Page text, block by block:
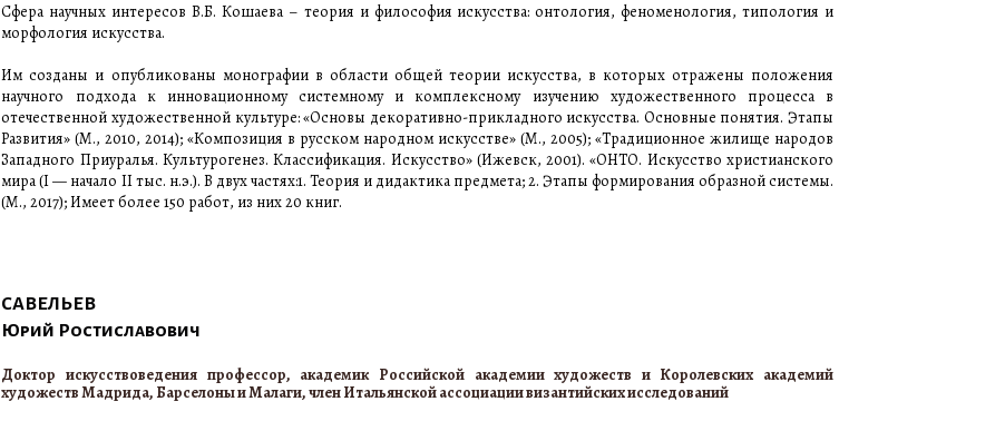
Сфера научных интересов В.Б. Кошаева – теория и философия искусства: онтология, феноменология, типология и
морфология искусства.
Им созданы и опубликованы монографии в области общей теории искусства, в которых отражены положения
научного подхода к инновационному системному и комплексному изучению художественного процесса в
отечественной художественной культуре: «Основы декоративно-прикладного искусства. Основные понятия. Этапы
Развития» (М., 2010, 2014); «Композиция в русском народном искусстве» (М., 2005); «Традиционное жилище народов
Западного Приуралья. Культурогенез. Классификация. Искусство» (Ижевск, 2001). «ОНТО. Искусство христианского
мира (I — начало II тыс. н.э.). В двух частях:1. Теория и дидактика предмета; 2. Этапы формирования образной системы.
(М., 2017); Имеет более 150 работ, из них 20 книг.
САВЕЛЬЕВ
Юрий Ростиславович
Доктор искусствоведения профессор, академик Российской академии художеств и Королевских академий
художеств Мадрида, Барселоны и Малаги, член Итальянской ассоциации византийских исследований